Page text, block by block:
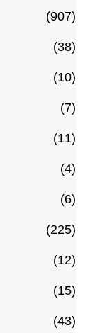
9079
0
7
ü
r
ü
n
383
8
ü
r
ü
n
101
0
ü
r
ü
n
77
ü
r
ü
n
111
1
ü
r
ü
n
44
ü
r
ü
n
66
ü
r
ü
n
2252
2
5
ü
121
2
ü
151
5
434